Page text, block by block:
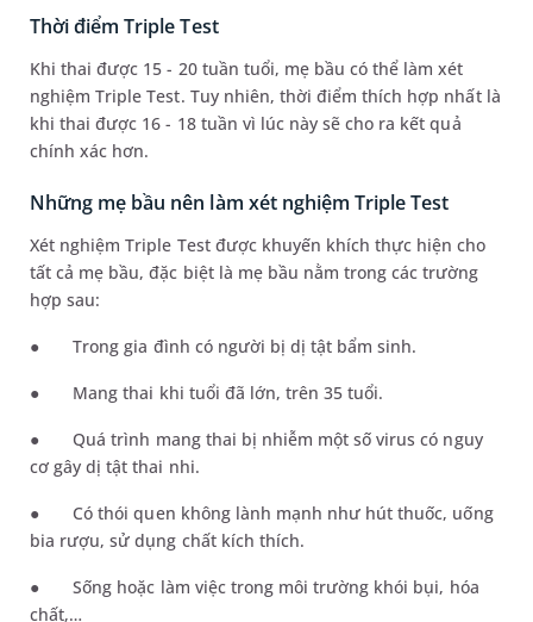
Thời điểm Triple Test
Khi thai được 15 - 20 tuần tuổi, mẹ bầu có thể làm xét
nghiệm Triple Test. Tuy nhiên, thời điểm thích hợp nhất là
khi thai được 16 - 18 tuần vì lúc này sẽ cho ra kết quả
chính xác hơn.
Những mẹ bầu nên làm xét nghiệm Triple Test
Xét nghiệm Triple Test được khuyến khích thực hiện cho
tất cả mẹ bầu, đặc biệt là mẹ bầu nằm trong các trường
hợp sau:
● Trong gia đình có người bị dị tật bẩm sinh.
● Mang thai khi tuổi đã lớn, trên 35 tuổi.
●
Quá trình mang thai bị nhiễm một số virus có nguy
cơ gây dị tật thai nhi.
●
Có thói quen không lành mạnh như hút thuốc, uống
bia rượu, sử dụng chất kích thích.
●
Sống hoặc làm việc trong môi trường khói bụi, hóa
chất,…